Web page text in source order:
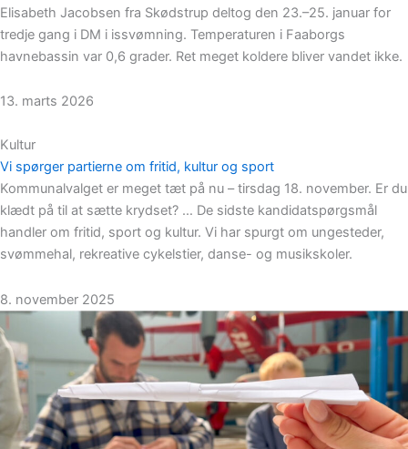
Elisabeth Jacobsen fra Skødstrup deltog den 23.–25. januar for
tredje gang i DM i issvømning. Temperaturen i Faaborgs
havnebassin var 0,6 grader. Ret meget koldere bliver vandet ikke.
13. marts 2026
Kultur
Vi spørger partierne om fritid, kultur og sport
Kommunalvalget er meget tæt på nu – tirsdag 18. november. Er du
klædt på til at sætte krydset? … De sidste kandidatspørgsmål
handler om fritid, sport og kultur. Vi har spurgt om ungesteder,
svømmehal, rekreative cykelstier, danse- og musikskoler.
8. november 2025